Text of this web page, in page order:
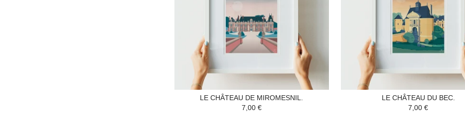
LE CHÂTEAU DE MIROMESNIL.
7,00 €
LE CHÂTEAU DU BEC.
7,00 €